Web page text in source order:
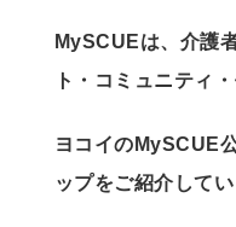
MySCUEは、介護
ト・コミュニティ
ヨコイのMySCUE
ップをご紹介してい